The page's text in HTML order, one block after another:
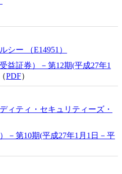
シー （E14951）
益証券）－第12期(平成27年1
（PDF）
ィティ・セキュリティーズ・
－第10期(平成27年1月1日－平